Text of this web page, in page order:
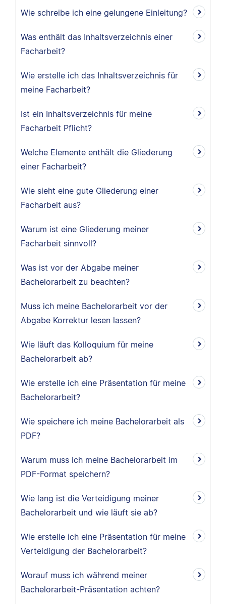
Wie schreibe ich eine gelungene Einleitung?
Was enthält das Inhaltsverzeichnis einer
Facharbeit?
Wie erstelle ich das Inhaltsverzeichnis für
meine Facharbeit?
Ist ein Inhaltsverzeichnis für meine
Facharbeit Pflicht?
Welche Elemente enthält die Gliederung
einer Facharbeit?
Wie sieht eine gute Gliederung einer
Facharbeit aus?
Warum ist eine Gliederung meiner
Facharbeit sinnvoll?
Was ist vor der Abgabe meiner
Bachelorarbeit zu beachten?
Muss ich meine Bachelorarbeit vor der
Abgabe Korrektur lesen lassen?
Wie läuft das Kolloquium für meine
Bachelorarbeit ab?
Wie erstelle ich eine Präsentation für meine
Bachelorarbeit?
Wie speichere ich meine Bachelorarbeit als
PDF?
Warum muss ich meine Bachelorarbeit im
PDF-Format speichern?
Wie lang ist die Verteidigung meiner
Bachelorarbeit und wie läuft sie ab?
Wie erstelle ich eine Präsentation für meine
Verteidigung der Bachelorarbeit?
Worauf muss ich während meiner
Bachelorarbeit-Präsentation achten?